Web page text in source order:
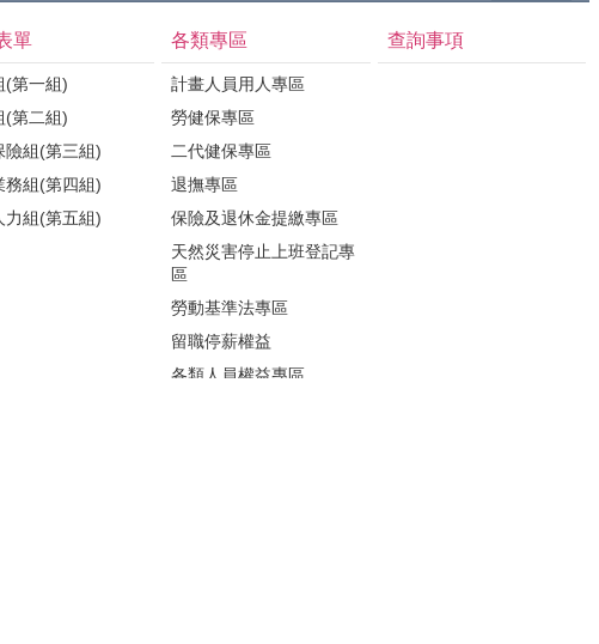
單
(第一組)
(第二組)
險組(第三組)
務組(第四組)
力組(第五組)
各類專區
計畫人員用人專區
勞健保專區
二代健保專區
退撫專區
保險及退休金提繳專區
天然災害停止上班登記專
區
勞動基準法專區
留職停薪權益
各類人員權益專區
查詢事項